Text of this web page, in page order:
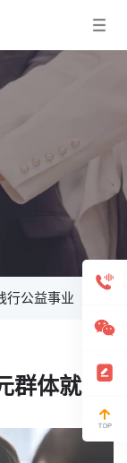
行公益事业
群体就业